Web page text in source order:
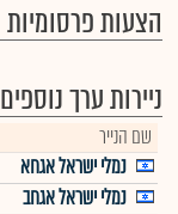
הצעות פרסומיות
ניירות ערך נוספים
שם הנייר
נמלי ישראל אגחא
נמלי ישראל אגחב